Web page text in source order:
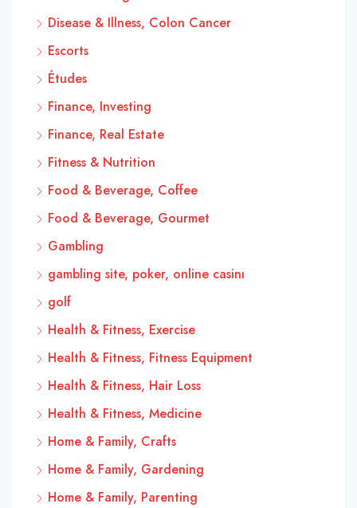
Disease & Illness, Colon Cancer
Escorts
Études
Finance, Investing
Finance, Real Estate
Fitness & Nutrition
Food & Beverage, Coffee
Food & Beverage, Gourmet
Gambling
gambling site, poker, online casinı
golf
Health & Fitness, Exercise
Health & Fitness, Fitness Equipment
Health & Fitness, Hair Loss
Health & Fitness, Medicine
Home & Family, Crafts
Home & Family, Gardening
Home & Family, Parenting